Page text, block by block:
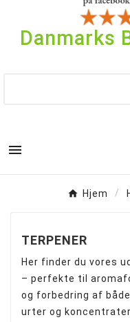
Danmarks

Hjem
TERPENER
Her finder du vores
– perfekte til
og forbedring af
urter og